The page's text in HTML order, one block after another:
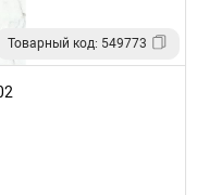
Товарный код: 549773